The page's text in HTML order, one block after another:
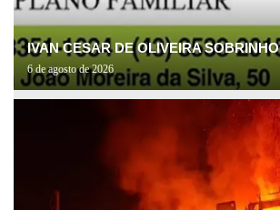
IVAN CESAR DE OLIVEIRA SOBRINHO
6 de agosto de 2026